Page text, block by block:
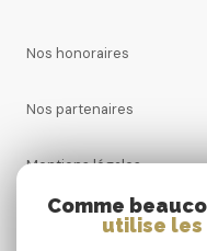
Nos honoraires
Nos partenaires
Mentions légales
Comme
utilise les